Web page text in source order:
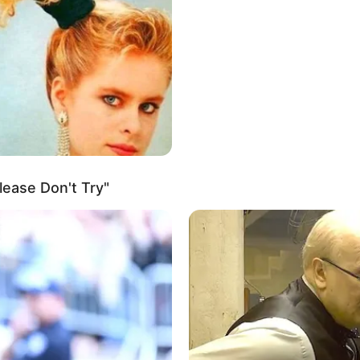
reta e zig zague, colocação de zíper e
– costuras e acabamentos simples, como barras e
para costurar em tecidos de malha.
a costura de barras, punhos e mangas.
casas de botão em vários passos.
faz casas de botão em um único passo.
com altura ajustável: facilita a costura de
Don't Try"